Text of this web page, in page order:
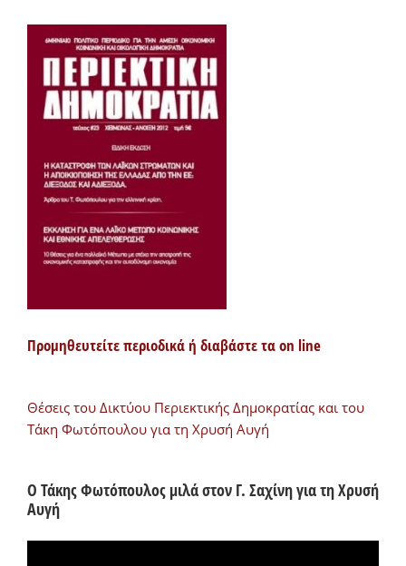
Προμηθευτείτε περιοδικά ή διαβάστε τα on line
Θέσεις του Δικτύου Περιεκτικής Δημοκρατίας και του
Τάκη Φωτόπουλου για τη Χρυσή Αυγή
Ο Τάκης Φωτόπουλος μιλά στον Γ. Σαχίνη για τη Χρυσή
Αυγή